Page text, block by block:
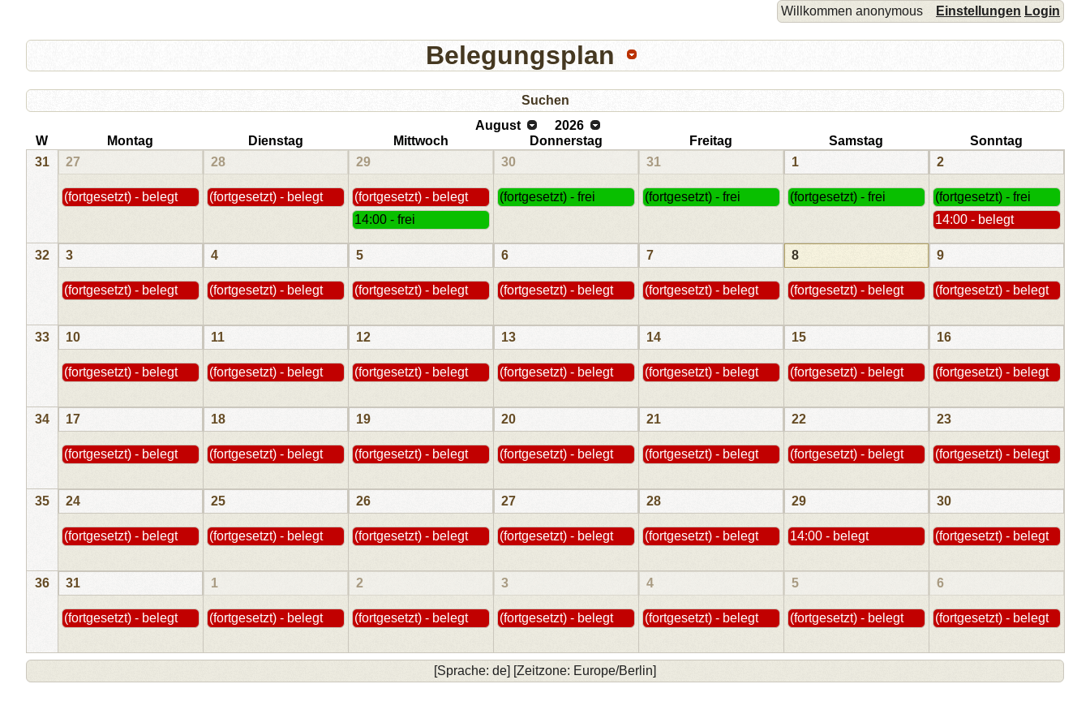
Willkommen anonymous Einstellungen Login
Belegungsplan
Suchen
August
2026
W
Montag Dienstag Mittwoch Donnerstag Freitag Samstag
Sonntag
31
27
(fortgesetzt) - belegt
28
(fortgesetzt) - belegt
29
(fortgesetzt) - belegt
14:00 - frei
30
(fortgesetzt) - frei
31
(fortgesetzt) - frei
1
(fortgesetzt) - frei
2
(fortgesetzt) - frei
14:00 - belegt
32 3
(fortgesetzt) - belegt
4
(fortgesetzt) - belegt
5
(fortgesetzt) - belegt
6
(fortgesetzt) - belegt
7
(fortgesetzt) - belegt
8
(fortgesetzt) - belegt
9
(fortgesetzt) - belegt
33 10
(fortgesetzt) - belegt
11
(fortgesetzt) - belegt
12
(fortgesetzt) - belegt
13
(fortgesetzt) - belegt
14
(fortgesetzt) - belegt
15
(fortgesetzt) - belegt
16
(fortgesetzt) - belegt
34 17
(fortgesetzt) - belegt
18
(fortgesetzt) - belegt
19
(fortgesetzt) - belegt
20
(fortgesetzt) - belegt
21
(fortgesetzt) - belegt
22
(fortgesetzt) - belegt
23
(fortgesetzt) - belegt
35 24
(fortgesetzt) - belegt
25
(fortgesetzt) - belegt
26
(fortgesetzt) - belegt
27
(fortgesetzt) - belegt
28
(fortgesetzt) - belegt
29
14:00 - belegt
30
(fortgesetzt) - belegt
36 31
(fortgesetzt) - belegt
1
(fortgesetzt) - belegt
2
(fortgesetzt) - belegt
3
(fortgesetzt) - belegt
4
(fortgesetzt) - belegt
5
(fortgesetzt) - belegt
6
(fortgesetzt) - belegt
[Sprache: de] [Zeitzone: Europe/Berlin]